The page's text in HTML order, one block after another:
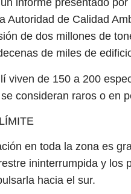
informe presentado
Autoridad de Calidad
de dos millones de
de miles de
viven de 150 a 200
consideran raros o en
en toda la zona es
ininterrumpida y los
hacia el sur.